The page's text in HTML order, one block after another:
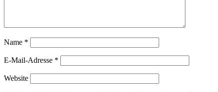
Name *
E-Mail-Adresse *
Website